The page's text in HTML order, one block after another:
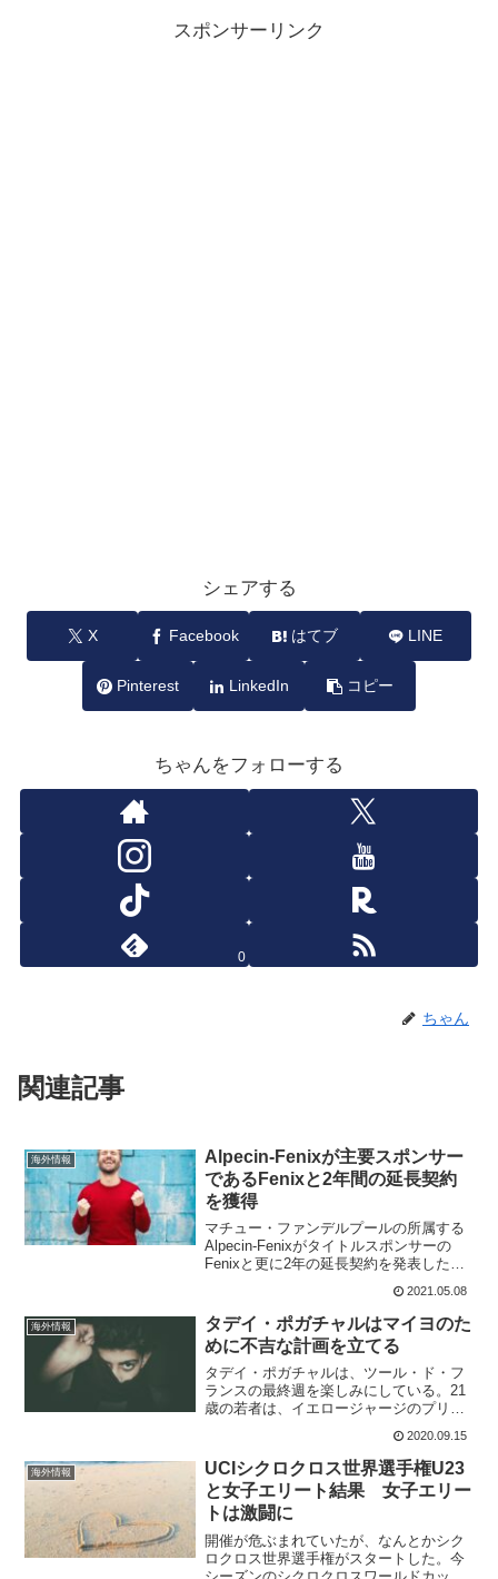
スポンサーリンク
シェアする
X Facebook はてブ LINE
Pinterest LinkedIn コピー
ちゃんをフォローする
0
ちゃん
関連記事
海外情報
Alpecin-Fenixが主要スポンサー
であるFenixと2年間の延長契約
を獲得
マチュー・ファンデルプールの所属する
Alpecin-Fenixがタイトルスポンサーの
Fenixと更に2年の延長契約を発表した。
ング1位となり、今年は全てのグランドツ
アー、ワールドツアーレース...
2021.05.08
海外情報
タデイ・ポガチャルはマイヨのた
めに不吉な計画を立てる
タデイ・ポガチャルは、ツール・ド・フ
ランスの最終週を楽しみにしている。21
歳の若者は、イエロージャージのプリモ
シュ・ログリッチに40秒のタイム差をつ
けられており、邪悪な計画を持ってい
る。黄色を巡る戦いは、まだまだ先の話
だ。でも、どうやって？...
2020.09.15
海外情報
UCIシクロクロス世界選手権U23
と女子エリート結果 女子エリー
トは激闘に
開催が危ぶまれていたが、なんとかシク
ロクロス世界選手権がスタートした。今